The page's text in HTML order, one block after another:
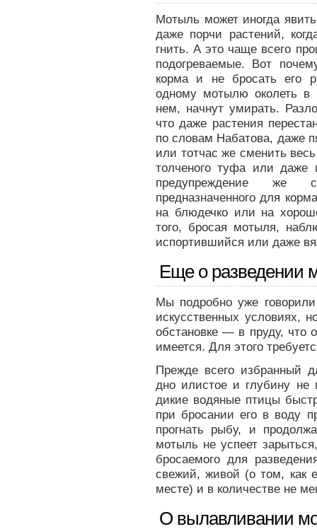
Мотыль может иногда
даже порчи растений,
гнить. А это чаще всего
подогреваемые. Вот
корма и не бросать его
одному мотылю околеть в
нем, начнут умирать.
что даже растения
по словам Набатова, даже
или тотчас же сменить
толченого туфа или даже
предупреждение же
предназначенного для
на блюдечко или на
того, бросая мотыля,
испортившийся или даже
Еще о разведении
Мы подробно уже
искусственных условиях,
обстановке — в пруду, что
имеется. Для этого
Прежде всего избранный
дно илистое и глубину
дикие водяные птицы
при бросании его в воду
прогнать рыбу, и
мотыль не успеет
бросаемого для
свежий, живой (о том, как
месте) и в количестве не
О вылавливании